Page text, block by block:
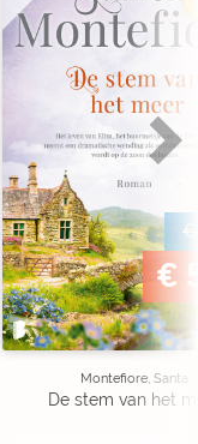
€
€
Montefiore, Santa
De stem van het